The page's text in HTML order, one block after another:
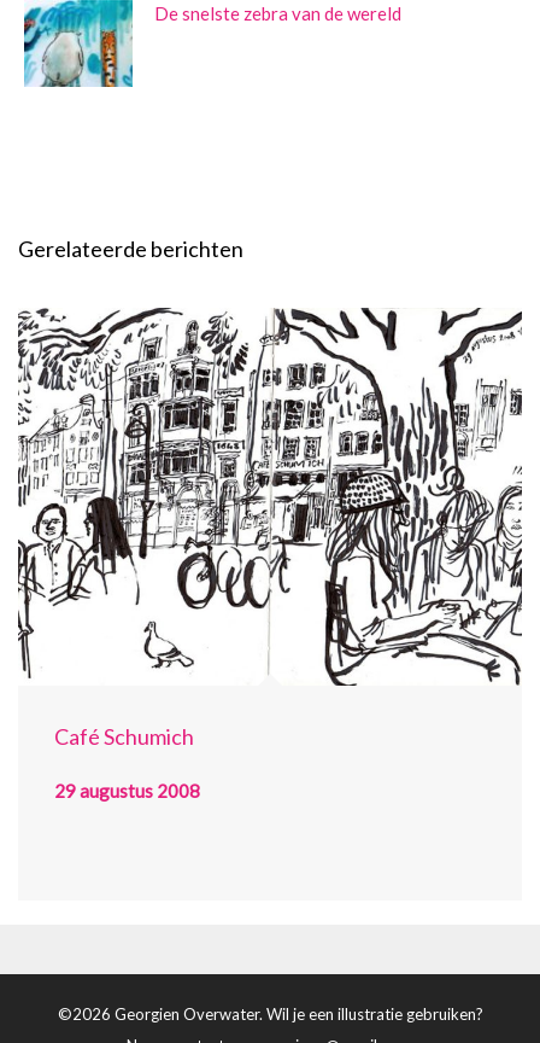
De snelste zebra van de wereld
Gerelateerde berichten
Café Schumich
29 augustus 2008
©2026 Georgien Overwater. Wil je een illustratie gebruiken?